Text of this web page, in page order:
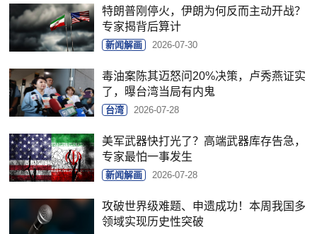
特朗普刚停火，伊朗为何反而主动开战？
专家揭背后算计
新闻解画 2026-07-30
毒油案陈其迈怒问20%决策，卢秀燕证实
了，曝台湾当局有内鬼
台湾 2026-07-28
美军武器快打光了？高端武器库存告急，
专家最怕一事发生
新闻解画 2026-07-28
攻破世界级难题、申遗成功！本周我国多
领域实现历史性突破